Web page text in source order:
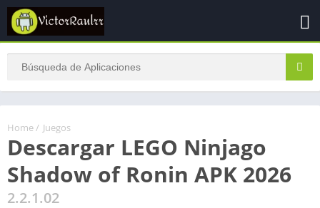
Home / Juegos
Descargar LEGO Ninjago
Shadow of Ronin APK 2026
2.2.1.02